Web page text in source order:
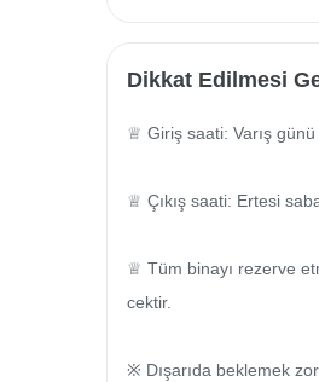
Dikkat Edilmesi
♕ Giriş saati: Varış
♕ Çıkış saati: Ertesi
♕ Tüm binayı rezerve
cektir.
※ Dışarıda beklemek